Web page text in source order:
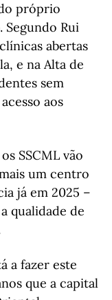
próprio
Segundo Rui
abertas
e na Alta de
sem
aos
SSCML vão
um centro
já em 2025 –
qualidade de
a fazer este
que a capital